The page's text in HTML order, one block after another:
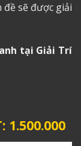
đề sẽ được giải
tại Giải Trí
1.500.000